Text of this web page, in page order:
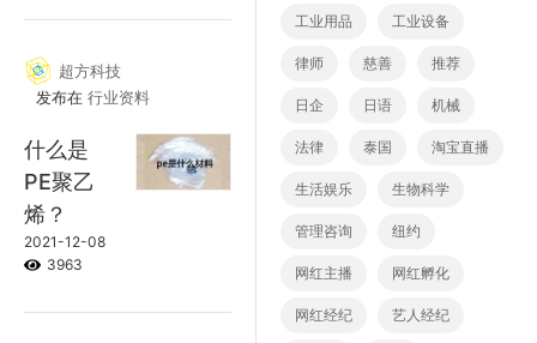
超方科技
发布在 行业资料
什么是
PE聚乙
烯？
2021-12-08
3963
工业用品 工业设备
律师 慈善 推荐
日企 日语 机械
法律 泰国 淘宝直播
生活娱乐 生物科学
管理咨询 纽约
网红主播 网红孵化
网红经纪 艺人经纪